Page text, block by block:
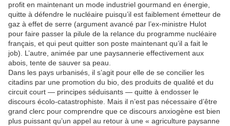
profit en maintenant un mode industriel gourmand en énergie,
quitte à défendre le nucléaire puisqu’il est faiblement émetteur de
gaz à effet de serre (argument avancé par l’ex-ministre Hulot
pour faire passer la pilule de la relance du programme nucléaire
français, et qui peut quitter son poste maintenant qu’il a fait le
job). L’autre, animée par une paysannerie effectivement aux
abois, tente de sauver sa peau.
Dans les pays urbanisés, il s’agit pour elle de se concilier les
citadins par une promotion du bio, des produits de qualité et du
circuit court — principes séduisants — quitte à endosser le
discours écolo-catastrophiste. Mais il n’est pas nécessaire d’être
grand clerc pour comprendre que ce discours anxiogène est bien
plus puissant qu’un appel au retour à une « agriculture paysanne